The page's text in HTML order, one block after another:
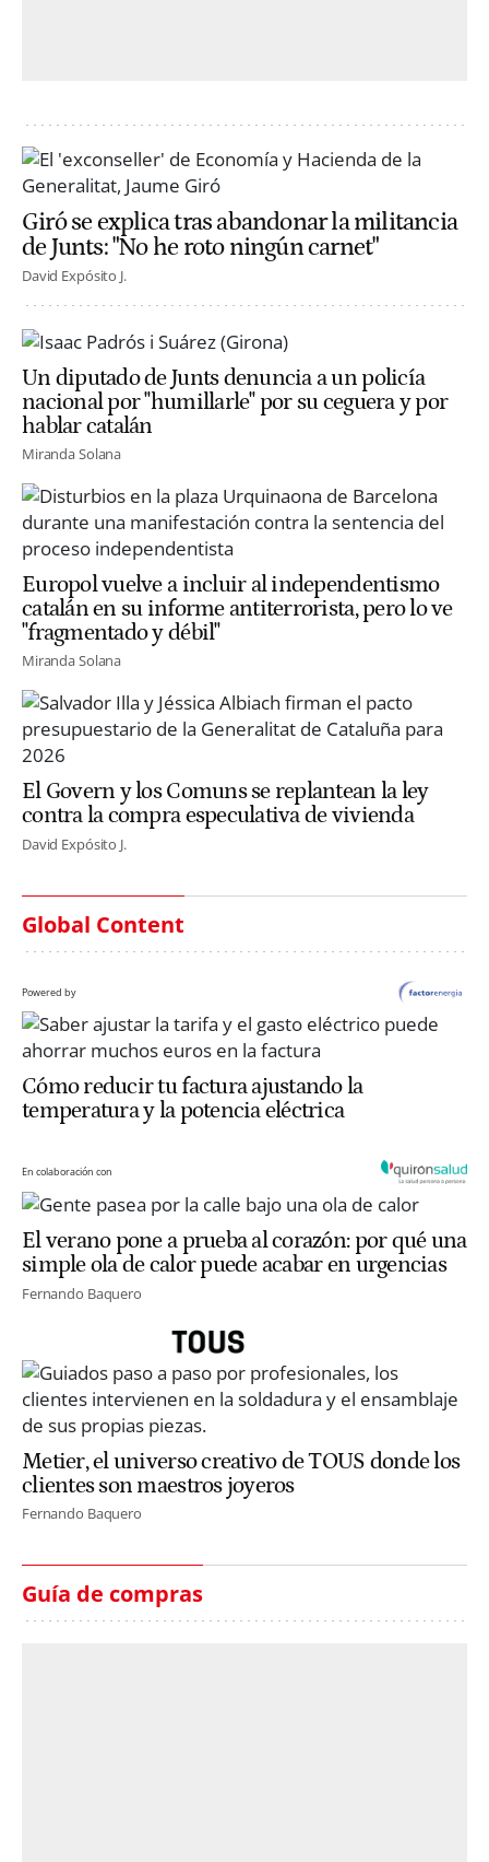
Giró se explica tras abandonar la militancia
de Junts: "No he roto ningún carnet"
David Expósito J.
Un diputado de Junts denuncia a un policía
nacional por "humillarle" por su ceguera y por
hablar catalán
Miranda Solana
Europol vuelve a incluir al independentismo
catalán en su informe antiterrorista, pero lo ve
"fragmentado y débil"
Miranda Solana
El Govern y los Comuns se replantean la ley
contra la compra especulativa de vivienda
David Expósito J.
Global Content
Powered by
Cómo reducir tu factura ajustando la
temperatura y la potencia eléctrica
En colaboración con
El verano pone a prueba al corazón: por qué una
simple ola de calor puede acabar en urgencias
Fernando Baquero
Metier, el universo creativo de TOUS donde los
clientes son maestros joyeros
Fernando Baquero
Guía de compras